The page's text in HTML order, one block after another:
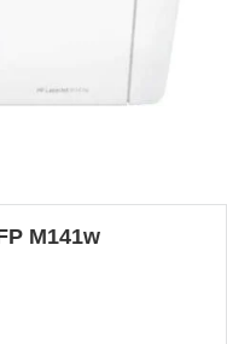
M141w